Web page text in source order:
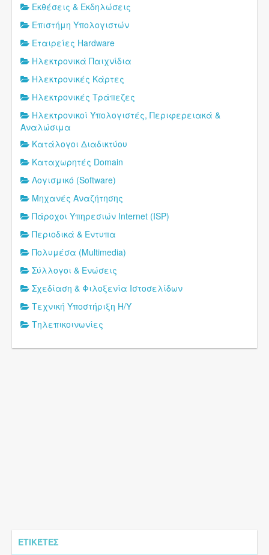
Εκθέσεις & Εκδηλώσεις
Επιστήμη Υπολογιστών
Εταιρείες Hardware
Ηλεκτρονικά Παιχνίδια
Ηλεκτρονικές Κάρτες
Ηλεκτρονικές Τράπεζες
Ηλεκτρονικοί Υπολογιστές, Περιφερειακά &
Αναλώσιμα
Κατάλογοι Διαδικτύου
Καταχωρητές Domain
Λογισμικό (Software)
Μηχανές Αναζήτησης
Πάροχοι Υπηρεσιών Internet (ISP)
Περιοδικά & Έντυπα
Πολυμέσα (Multimedia)
Σύλλογοι & Ενώσεις
Σχεδίαση & Φιλοξενία Ιστοσελίδων
Τεχνική Υποστήριξη Η/Υ
Τηλεπικοινωνίες
ΕΤΙΚΈΤΕΣ